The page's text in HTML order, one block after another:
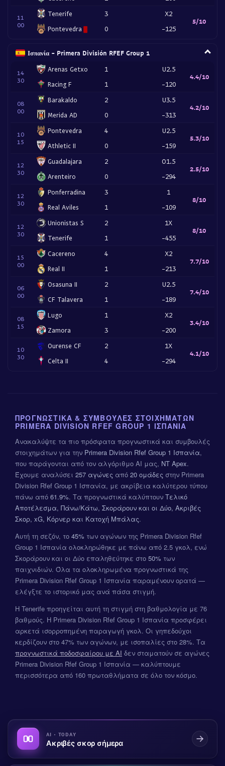
11
00
Tenerife
Pontevedra
3
0
X2
-125
5/10
Ισπανία - Primera División RFEF Group 1
14
30
Arenas Getxo
Racing F
1
1
U2.5
-120
4.4/10
08
00
Barakaldo
Merida AD
2
0
U3.5
-313
4.2/10
10
15
Pontevedra
Athletic II
4
0
U2.5
-159
5.3/10
12
30
Guadalajara
Arenteiro
2
0
O1.5
-294
2.5/10
12
30
Ponferradina
Real Aviles
3
1
1
-109
8/10
12
30
Unionistas S
Tenerife
2
1
1X
-455
8/10
15
00
Cacereno
Real II
4
1
X2
-213
7.7/10
06
00
Osasuna II
CF Talavera
2
1
U2.5
-189
7.4/10
08
15
Lugo
Zamora
1
3
X2
-200
3.4/10
10
30
Ourense CF
Celta II
2
4
1X
-294
4.1/10
ΠΡΟΓΝΩΣΤΙΚΆ & ΣΥΜΒΟΥΛΈΣ ΣΤΟΙΧΗΜΆΤΩΝ
PRIMERA DIVISION RFEF GROUP 1 ΙΣΠΑΝΊΑ
Ανακαλύψτε τα πιο πρόσφατα προγνωστικά και συμβουλές
στοιχημάτων για την Primera Division Rfef Group 1 Ισπανία,
που παράγονται από τον αλγόριθμο AI μας, NT Apex.
Έχουμε αναλύσει 257 αγώνες από 20 ομάδες στην Primera
Division Rfef Group 1 Ισπανία, με ακρίβεια καλύτερου τύπου
πάνω από 61.9%. Τα προγνωστικά καλύπτουν Τελικό
Αποτέλεσμα, Πάνω/Κάτω, Σκοράρουν και οι Δύο, Ακριβές
Σκορ, xG, Κόρνερ και Κατοχή Μπάλας.
Αυτή τη σεζόν, το 45% των αγώνων της Primera Division Rfef
Group 1 Ισπανία ολοκληρώθηκε με πάνω από 2.5 γκολ, ενώ
Σκοράρουν και οι Δύο επαληθεύτηκε στο 50% των
παιχνιδιών. Όλα τα ολοκληρωμένα προγνωστικά της
Primera Division Rfef Group 1 Ισπανία παραμένουν ορατά —
ελέγξτε το ιστορικό μας ανά πάσα στιγμή.
Η Tenerife προηγείται αυτή τη στιγμή στη βαθμολογία με 76
βαθμούς. Η Primera Division Rfef Group 1 Ισπανία προσφέρει
αρκετά ισορροπημένη παραγωγή γκολ. Οι γηπεδούχοι
κερδίζουν στο 47% των αγώνων, με ισοπαλίες στο 28%. Τα
προγνωστικά ποδοσφαίρου με AI δεν σταματούν σε αγώνες
Primera Division Rfef Group 1 Ισπανία — καλύπτουμε
περισσότερα από 160 πρωταθλήματα σε όλο τον κόσμο.
AI · TODAY
Ακριβές σκορ σήμερα